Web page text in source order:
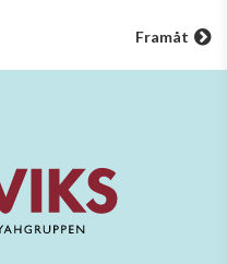
Framåt